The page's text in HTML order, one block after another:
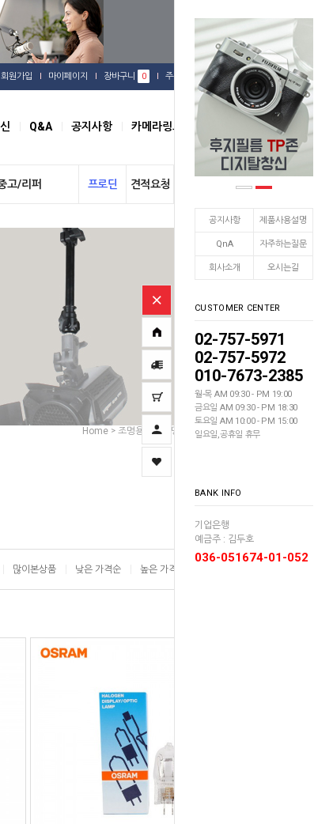
공지사항 제품사용설명
QnA 자주하는질문
회사소개 오시는길
CUSTOMER CENTER
02-757-5971
02-757-5972
010-7673-2385
월-목 AM 09:30 - PM 19:00
금요일 AM 09:30 - PM 18:30
토요일 AM 10:00 - PM 15:00
일요일,공휴일 휴무
BANK INFO
기업은행
예금주 : 김두호
036-051674-01-052
회원가입 마이페이지 장바구니 0 주문배송 관심상품
Q&A 공지사항 카메라링크
고/리퍼 프로딘 견적요청
Home > 조명용품> 조명 램프>모델링램프
많이본상품 낮은 가격순 높은 가격순